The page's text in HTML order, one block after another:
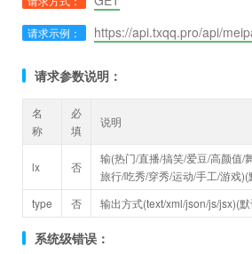
请求示例： https://api.txqq.pro/api/
请求参数说明：
名
称
必
填
说明
lx 否
输(热门/直播/搞笑/爱豆/高颜值/
旅行/吃秀/穿秀/运动/手工/游戏)(
type
否 输出方式(text/xml/json/js/jsx)(
系统级错误：